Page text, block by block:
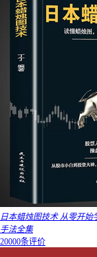
日本蜡烛图技术 从零开
手法全集
20000条评价